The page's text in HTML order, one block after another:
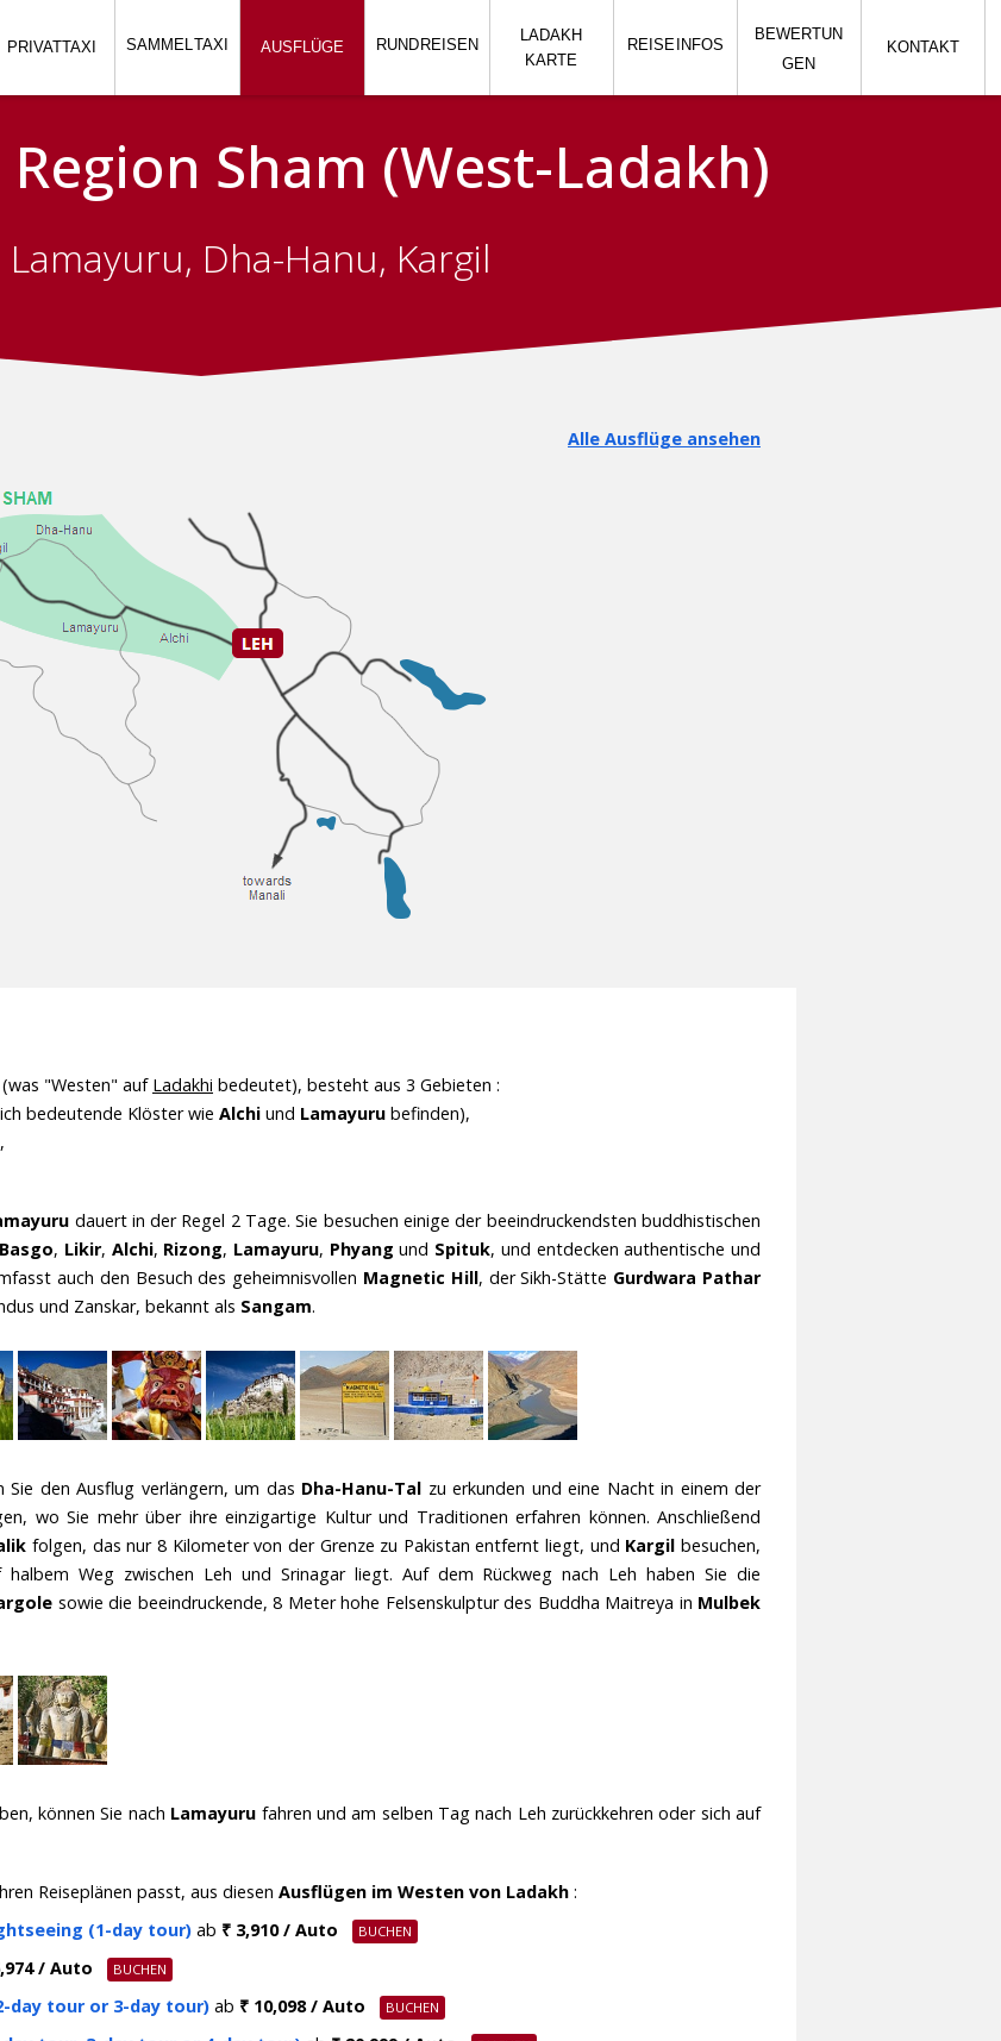
PRIVATTAXI SAMMELTAXI AUSFLÜGE RUND REISEN
LADAKH
KARTE
REISE INFOS
BEWERTUN
GEN
KONTAKT
Sham (West-Ladakh)
Lamayuru, Dha-Hanu, Kargil
Alle Ausflüge ansehen
"Westen" auf Ladakhi bedeutet), besteht aus 3 Gebieten :
bedeutende Klöster wie Alchi und Lamayuru befinden),
dauert in der Regel 2 Tage. Sie besuchen einige der beeindruckendsten buddhistischen
Basgo, Likir, Alchi, Rizong, Lamayuru, Phyang und Spituk, und entdecken authentische und
auch den Besuch des geheimnisvollen Magnetic Hill, der Sikh-Stätte Gurdwara Pathar
und Zanskar, bekannt als Sangam.
den Ausflug verlängern, um das Dha-Hanu-Tal zu erkunden und eine Nacht in einem der
wo Sie mehr über ihre einzigartige Kultur und Traditionen erfahren können. Anschließend
folgen, das nur 8 Kilometer von der Grenze zu Pakistan entfernt liegt, und Kargil besuchen,
Weg zwischen Leh und Srinagar liegt. Auf dem Rückweg nach Leh haben Sie die
sowie die beeindruckende, 8 Meter hohe Felsenskulptur des Buddha Maitreya in Mulbek
können Sie nach Lamayuru fahren und am selben Tag nach Leh zurückkehren oder sich auf
Reiseplänen passt, aus diesen Ausflügen im Westen von Ladakh :
(1-day tour) ab ₹ 3,910 / Auto
/ Auto
day tour or 3-day tour) ab ₹ 10,098 / Auto